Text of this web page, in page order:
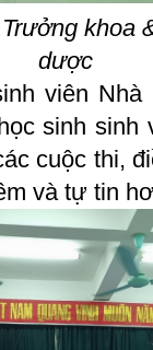
khoa
dược
viên
sinh sinh
cuộc thi,
và tự tin